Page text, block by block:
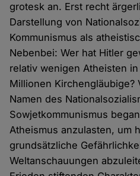
grotesk an. Erst recht
Darstellung von
Kommunismus als
Nebenbei: Wer hat Hitler
relativ wenigen Atheisten
Millionen Kirchengläubige?
Namen des
Sowjetkommunismus
Atheismus anzulasten, um
grundsätzliche
Weltanschauungen